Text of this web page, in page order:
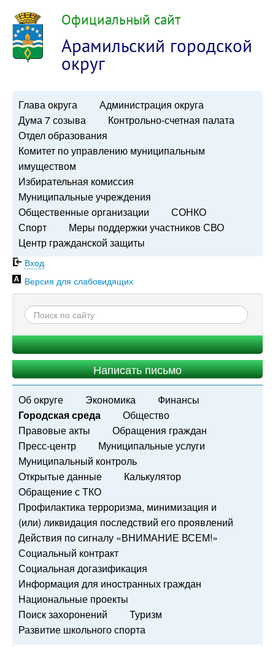
Официальный сайт
Арамильский городской
округ
Глава округа
Администрация округа
Дума 7 созыва
Контрольно-счетная палата
Отдел образования
Комитет по управлению муниципальным
имуществом
Избирательная комиссия
Муниципальные учреждения
Общественные организации
СОНКО
Спорт
Меры поддержки участников СВО
Центр гражданской защиты
Вход
Версия для слабовидящих
Написать письмо
Об округе Экономика
Финансы
Городская среда
Общество
Правовые акты
Обращения граждан
Пресс-центр
Муниципальные услуги
Муниципальный контроль
Открытые данные
Калькулятор
Обращение с ТКО
Профилактика терроризма, минимизация и
(или) ликвидация последствий его проявлений
Действия по сигналу «ВНИМАНИЕ ВСЕМ!»
Социальный контракт
Социальная догазификация
Информация для иностранных граждан
Национальные проекты
Поиск захоронений
Туризм
Развитие школьного спорта